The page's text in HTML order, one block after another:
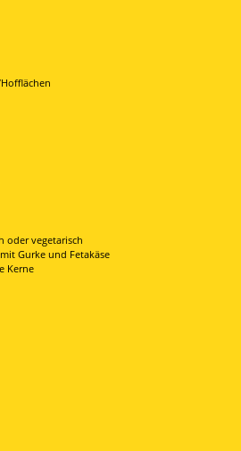
oder vegetarisch
Gurke und Fetakäse
Kerne